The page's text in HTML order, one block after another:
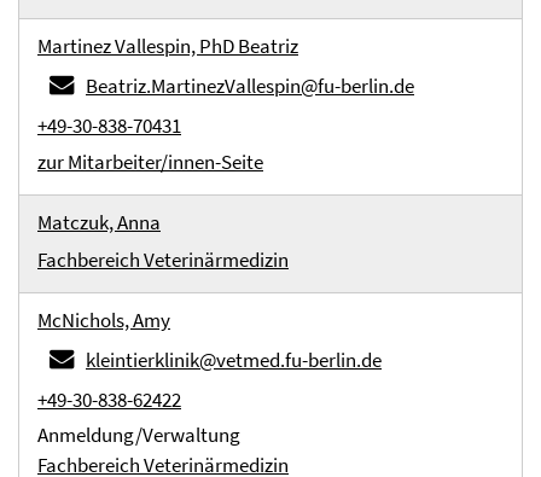
Martinez Vallespin, PhD Beatriz
Beatriz.MartinezVallespin@fu-berlin.de
+49-30-838-70431
zur Mitarbeiter/innen-Seite
Matczuk, Anna
Fachbereich Veterinärmedizin
McNichols, Amy
kleintierklinik@vetmed.fu-berlin.de
+49-30-838-62422
Anmeldung/Verwaltung
Fachbereich Veterinärmedizin